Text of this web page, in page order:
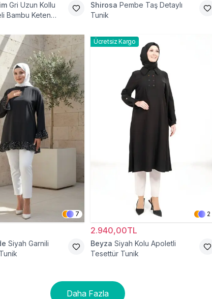
Gri Uzun Kollu
Bambu Keten
Shirosa Pembe Taş Detaylı
Tunik
7
Siyah Garnili
Ücretsiz Kargo
2
2.940,00TL
Beyza Siyah Kolu Apoletli
Tesettür Tunik
Daha Fazla